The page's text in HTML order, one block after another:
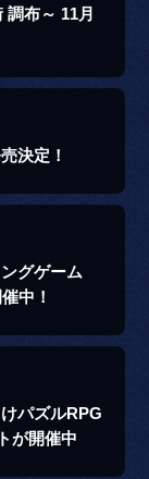
布～ 11月
決定！
グゲーム
中！
パズルRPG
が開催中